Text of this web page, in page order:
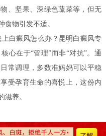
、坚果、深绿色蔬菜等，但无
食物引发不适。
白癜风怎么办？昆明白癜风专
心在于“管理”而非“对抗”。通
常调理，多数准妈妈可以平稳
受孕育生命的喜悦上，这份内
滋养。